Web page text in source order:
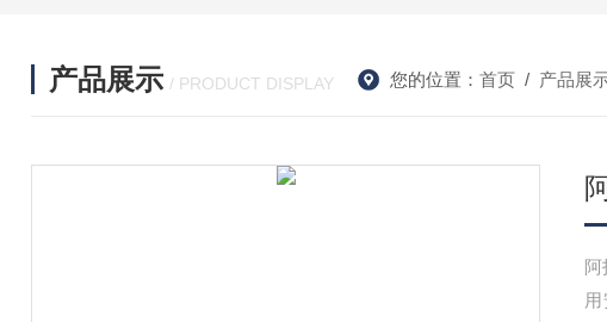
产品展示 / PRODUCT DISPLAY 您的位置： 首页/ 产品展
阿